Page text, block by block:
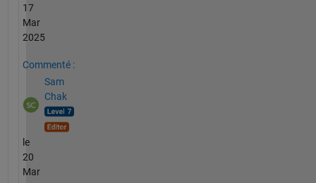
17
Mar
2025
Commenté :
Sam
Chak
le
20
Mar